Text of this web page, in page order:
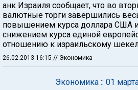
анк Израиля сообщает, что во
валютные торги завершились
повышением курса доллара США
снижением курса единой
отношению к израильскому
26.02.2013 16:15 // Экономика
Экономика :: 01